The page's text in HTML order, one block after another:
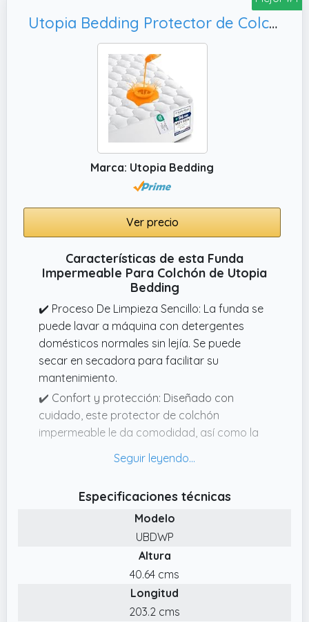
Utopia Bedding Protector de Colchón Impermeable 150x200 cm, Resistente al Agua (Blanco)
Marca: Utopia Bedding
Ver precio
Características de esta Funda
Impermeable Para Colchón de Utopia
Bedding
✔️ Proceso De Limpieza Sencillo: La funda se
puede lavar a máquina con detergentes
domésticos normales sin lejía. Se puede
secar en secadora para facilitar su
mantenimiento.
✔️ Confort y protección: Diseñado con
cuidado, este protector de colchón
impermeable le da comodidad, así como la
extra para un sueño más cómodo y
✔️ Diseño impermeable y acolchado: Se trata
de un protector de colchón impermeable y
acolchado de tamaño 150 x 200 con 38 cm
✔️ Cómodo Y Suave: Este protector de
Especificaciones técnicas
Modelo
UBDWP
Altura
40.64 cms
Longitud
203.2 cms